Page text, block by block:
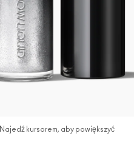
Najedź kursorem, aby powiększyć